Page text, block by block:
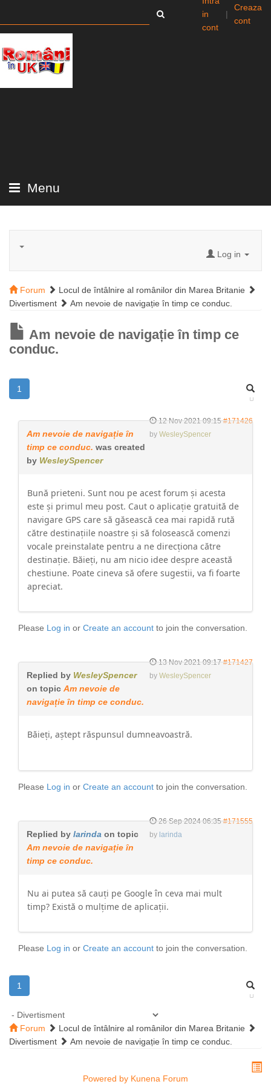
in
cont
|
Creaza
cont
Menu
Log in
Forum
Locul de întâlnire al românilor din Marea Britanie
Divertisment
Am nevoie de navigație în timp ce conduc.
Am nevoie de navigație în timp ce
conduc.
1
12 Nov 2021 09:15 #171426
by WesleySpencer
Am nevoie de navigație în
timp ce conduc. was created
by WesleySpencer
Bună prieteni. Sunt nou pe acest forum și acesta
este și primul meu post. Caut o aplicație gratuită de
navigare GPS care să găsească cea mai rapidă rută
către destinațiile noastre și să folosească comenzi
vocale preinstalate pentru a ne direcționa către
destinație. Băieți, nu am nicio idee despre această
chestiune. Poate cineva să ofere sugestii, va fi foarte
apreciat.
Please Log in or Create an account to join the conversation.
13 Nov 2021 09:17 #171427
by WesleySpencer
Replied by WesleySpencer
on topic Am nevoie de
navigație în timp ce conduc.
Băieți, aștept răspunsul dumneavoastră.
Please Log in or Create an account to join the conversation.
26 Sep 2024 06:35 #171555
by larinda
Replied by larinda on topic
Am nevoie de navigație în
timp ce conduc.
Nu ai putea să cauți pe Google în ceva mai mult
timp? Există o mulțime de aplicații.
Please Log in or Create an account to join the conversation.
1
Forum
Locul de întâlnire al românilor din Marea Britanie
Divertisment
Am nevoie de navigație în timp ce conduc.
Powered by Kunena Forum